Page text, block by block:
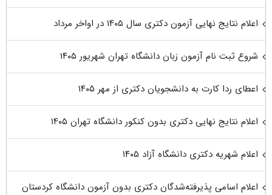
اعلام نتایج نهایی آزمون دکتری سال ۱۴۰۵ در اواخر مرداد
شروع ثبت نام آزمون زبان دانشگاه تهران شهریور ۱۴۰۵
اعطای ردا کارت به دانشجویان دکتری از مهر ۱۴۰۵
اعلام نتایج نهایی دکتری بدون کنکور دانشگاه تهران ۱۴۰۵
اعلام شهریه دکتری دانشگاه آزاد ۱۴۰۵
اعلام اسامی پذیرفته‌شدگان دکتری بدون آزمون دانشگاه کردستان